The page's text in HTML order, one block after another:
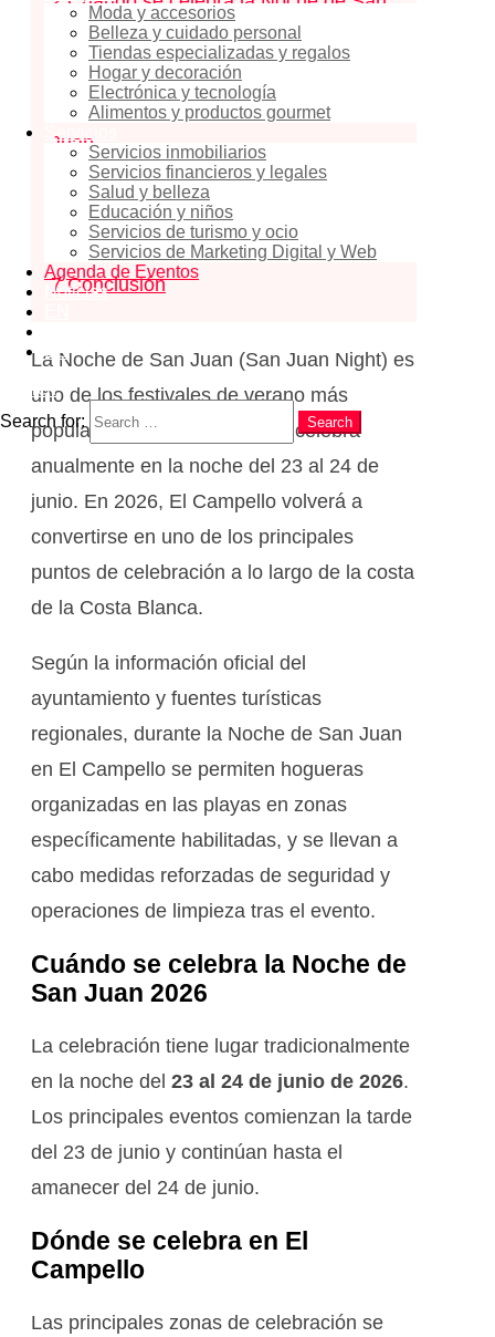
Moda y accesorios
Belleza y cuidado personal
Tiendas especializadas y regalos
Hogar y decoración
Electrónica y tecnología
Alimentos y productos gourmet
Servicios
Servicios inmobiliarios
Servicios financieros y legales
Salud y belleza
Educación y niños
Servicios de turismo y ocio
Servicios de Marketing Digital y Web
Agenda de Eventos
Noticias
ES
Search
Search for:
Search
Juan 2026
Dónde se celebra en El Campello
Tradiciones de la Noche de San
Juan
Normas y seguridad en El Campello
Características de la celebración en
El Campello
7 Conclusión
La Noche de San Juan (San Juan Night) es
uno de los festivales de verano más
populares en España, que se celebra
anualmente en la noche del 23 al 24 de
junio. En 2026, El Campello volverá a
convertirse en uno de los principales
puntos de celebración a lo largo de la costa
de la Costa Blanca.
Según la información oficial del
ayuntamiento y fuentes turísticas
regionales, durante la Noche de San Juan
en El Campello se permiten hogueras
organizadas en las playas en zonas
específicamente habilitadas, y se llevan a
cabo medidas reforzadas de seguridad y
operaciones de limpieza tras el evento.
Cuándo se celebra la Noche de
San Juan 2026
La celebración tiene lugar tradicionalmente
en la noche del 23 al 24 de junio de 2026.
Los principales eventos comienzan la tarde
del 23 de junio y continúan hasta el
amanecer del 24 de junio.
Dónde se celebra en El
Campello
Las principales zonas de celebración se